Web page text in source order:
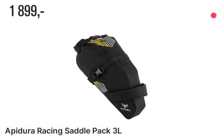
1 899,-
Apidura Racing Saddle Pack 3L